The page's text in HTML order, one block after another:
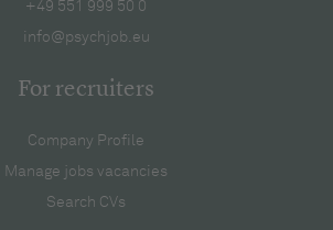
+49 551 999 50 0
info@psychjob.eu
For recruiters
Company Profile
Manage jobs vacancies
Search CVs